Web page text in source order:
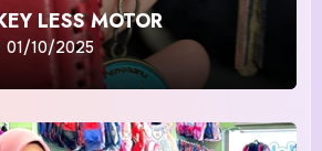
LESS MOTOR
01/10/2025